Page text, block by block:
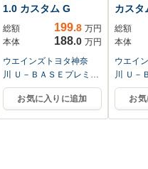
1.0 カスタム G
総額 199.8 万円
本体
188.0 万円
ウエインズトヨタ神奈
川 Ｕ－ＢＡＳＥプレミア
ム平塚
お気に入りに追加
カスタ
総額
本体
ウエイ
川 Ｕ－
ム平塚
お